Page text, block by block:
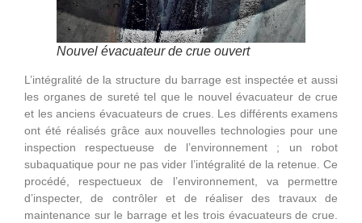
Nouvel évacuateur de crue ouvert
L’intégralité de la structure du barrage est inspectée et aussi
les organes de sureté tel que le nouvel évacuateur de crue
et les anciens évacuateurs de crues. Les différents examens
ont été réalisés grâce aux nouvelles technologies pour une
inspection respectueuse de l’environnement ; un robot
subaquatique pour ne pas vider l’intégralité de la retenue. Ce
procédé, respectueux de l’environnement, va permettre
d’inspecter, de contrôler et de réaliser des travaux de
maintenance sur le barrage et les trois évacuateurs de crue.